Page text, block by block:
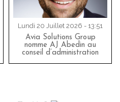
Lundi 20 Juillet 2026 - 13:51
Avia Solutions Group
nomme AJ Abedin au
conseil d’administration